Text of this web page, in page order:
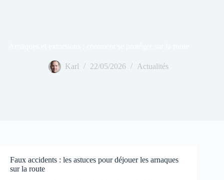
Karl 22/05/2026 Actualités
Faux accidents : les astuces pour déjouer les arnaques
sur la route